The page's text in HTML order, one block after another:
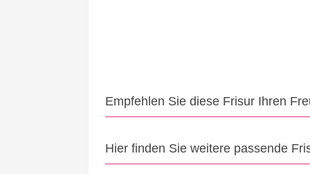
Empfehlen Sie diese Frisur Ihren
Hier finden Sie weitere passende